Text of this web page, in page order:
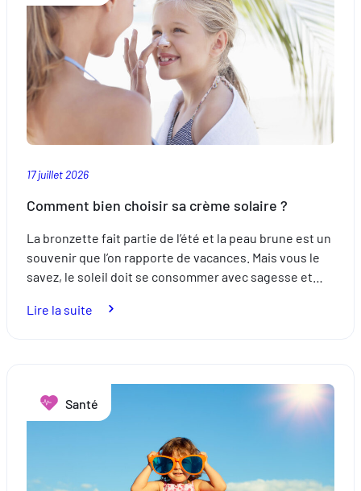
du
sommeil ?
17 juillet 2026
Comment bien choisir sa crème solaire ?
La bronzette fait partie de l’été et la peau brune est un
souvenir que l’on rapporte de vacances. Mais vous le
savez, le soleil doit se consommer avec sagesse et…
Lire la suite
crème
solaire
Santé